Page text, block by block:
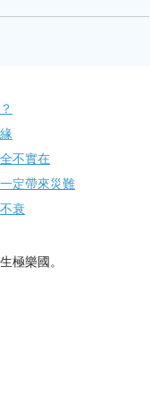
不實在
定帶來災難
衰
極樂國。